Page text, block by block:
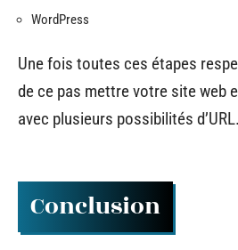
WordPress
Une fois toutes ces étapes
de ce pas mettre votre site web
avec plusieurs possibilités d’URL.
Conclusion